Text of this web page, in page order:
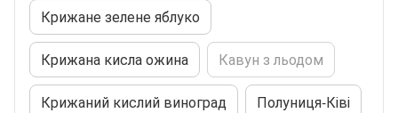
Крижане зелене яблуко
Крижана кисла ожина Кавун з льодом
Крижаний кислий виноград Полуниця-Ківі